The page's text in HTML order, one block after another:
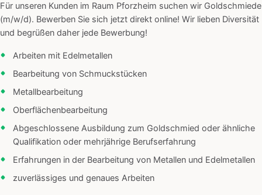
Für unseren Kunden im Raum Pforzheim suchen wir Goldschmiede
(m/w/d). Bewerben Sie sich jetzt direkt online! Wir lieben Diversität
und begrüßen daher jede Bewerbung!
Arbeiten mit Edelmetallen
Bearbeitung von Schmuckstücken
Metallbearbeitung
Oberflächenbearbeitung
Abgeschlossene Ausbildung zum Goldschmied oder ähnliche
Qualifikation oder mehrjährige Berufserfahrung
Erfahrungen in der Bearbeitung von Metallen und Edelmetallen
zuverlässiges und genaues Arbeiten